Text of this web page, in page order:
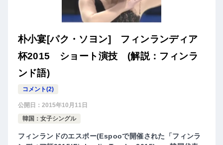
朴小宴[パク・ソヨン] フィンランディア
杯2015 ショート演技 (解説：フィンラ
ンド語)
コメント(2)
公開日： 2015年10月11日
韓国：女子シングル
フィンランドのエスポー(Espooで開催された「フィンラ